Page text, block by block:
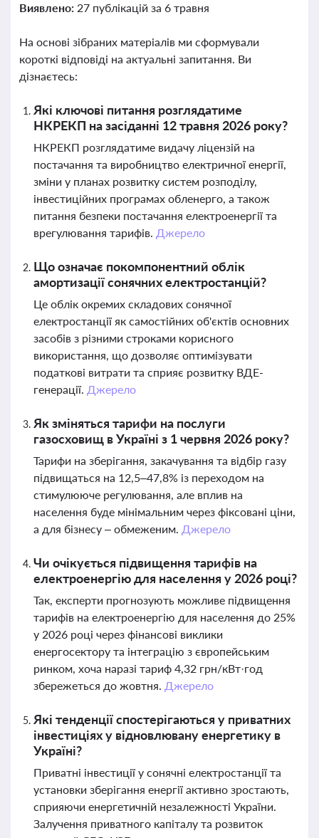
Виявлено: 27 публікацій за 6 травня
На основі зібраних матеріалів ми сформували
короткі відповіді на актуальні запитання. Ви
дізнаєтесь:
Які ключові питання розглядатиме
НКРЕКП на засіданні 12 травня 2026 року?
НКРЕКП розглядатиме видачу ліцензій на
постачання та виробництво електричної енергії,
зміни у планах розвитку систем розподілу,
інвестиційних програмах обленерго, а також
питання безпеки постачання електроенергії та
врегулювання тарифів. Джерело
Що означає покомпонентний облік
амортизації сонячних електростанцій?
Це облік окремих складових сонячної
електростанції як самостійних об'єктів основних
засобів з різними строками корисного
використання, що дозволяє оптимізувати
податкові витрати та сприяє розвитку ВДЕ-
генерації. Джерело
Як зміняться тарифи на послуги
газосховищ в Україні з 1 червня 2026 року?
Тарифи на зберігання, закачування та відбір газу
підвищаться на 12,5–47,8% із переходом на
стимулююче регулювання, але вплив на
населення буде мінімальним через фіксовані ціни,
а для бізнесу – обмеженим. Джерело
Чи очікується підвищення тарифів на
електроенергію для населення у 2026 році?
Так, експерти прогнозують можливе підвищення
тарифів на електроенергію для населення до 25%
у 2026 році через фінансові виклики
енергосектору та інтеграцію з європейським
ринком, хоча наразі тариф 4,32 грн/кВт·год
збережеться до жовтня. Джерело
Які тенденції спостерігаються у приватних
інвестиціях у відновлювану енергетику в
Україні?
Приватні інвестиції у сонячні електростанції та
установки зберігання енергії активно зростають,
сприяючи енергетичній незалежності України.
Залучення приватного капіталу та розвиток